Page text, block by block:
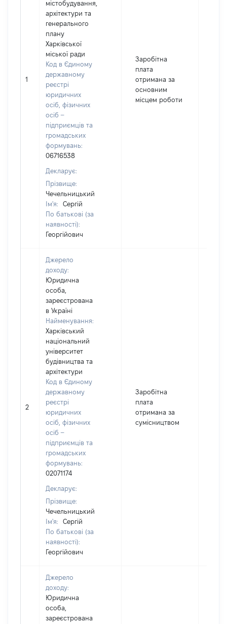
1
містобудування,
архітектури та
генерального
плану
Харківської
міської ради
Код в Єдиному
державному
реєстрі
юридичних
осіб, фізичних
осіб –
підприємців та
громадських
формувань:
06716538
Декларує:
Прізвище:
Чечельницький
Ім'я:
Сергій
По батькові (за
наявності):
Георгійович
Заробітна
плата
отримана за
основним
місцем роботи
2
Джерело
доходу:
Юридична
особа,
зареєстрована
в Україні
Найменування:
Харківський
національний
університет
будівництва та
архітектури
Код в Єдиному
державному
реєстрі
юридичних
осіб, фізичних
осіб –
підприємців та
громадських
формувань:
02071174
Декларує:
Прізвище:
Чечельницький
Ім'я:
Сергій
По батькові (за
наявності):
Георгійович
Заробітна
плата
отримана за
сумісництвом
Джерело
доходу:
Юридична
особа,
зареєстрована